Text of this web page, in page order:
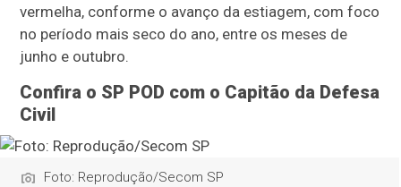
vermelha, conforme o avanço da estiagem, com foco
no período mais seco do ano, entre os meses de
junho e outubro.
Confira o SP POD com o Capitão da Defesa
Civil
Foto: Reprodução/Secom SP